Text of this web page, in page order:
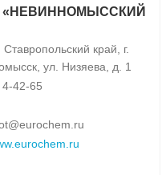
«НЕВИННОМЫССКИЙ
край, г.
ул. Низяева, д. 1
42-65